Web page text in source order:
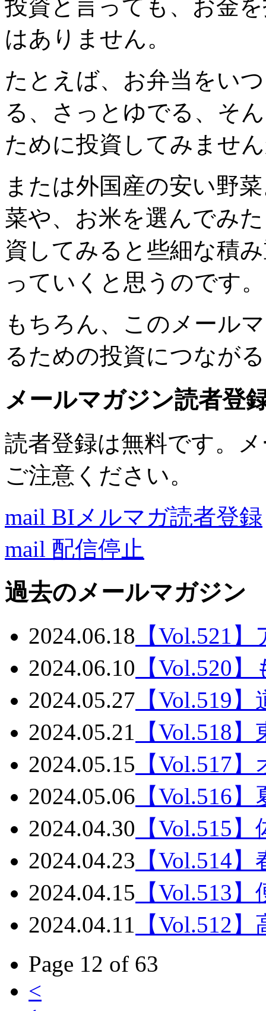
投資と言っても、お金
はありません。
たとえば、お弁当をい
る、さっとゆでる、そ
ために投資してみませ
または外国産の安い野
菜や、お米を選んでみ
資してみると些細な積
っていくと思うのです。
もちろん、このメール
るための投資につなが
メールマガジン読者登
読者登録は無料です。
ご注意ください。
mail BIメルマガ読者登録
mail 配信停止
過去のメールマガジン
2024.06.18 【Vol.521
2024.06.10 【Vol.520
2024.05.27 【Vol.519
2024.05.21 【Vol.518
2024.05.15 【Vol.517
2024.05.06 【Vol.516
2024.04.30 【Vol.515
2024.04.23 【Vol.514
2024.04.15 【Vol.513
2024.04.11 【Vol.512
Page 12 of 63
<